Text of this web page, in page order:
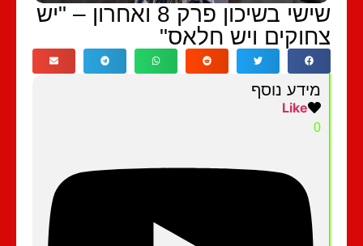
שישי בשיכון פרק 8 ואחרון – "יש
ויש חלאס"
מידע נוסף